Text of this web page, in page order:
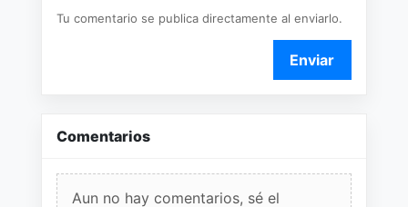
Tu comentario se publica directamente al enviarlo.
Enviar
Comentarios
Aun no hay comentarios, sé el